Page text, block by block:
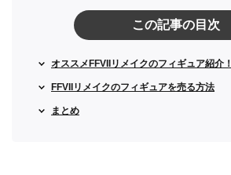
この記事の目次
オススメFFVIIリメイクのフィギュア紹介！
FFVIIリメイクのフィギュアを売る方法
まとめ